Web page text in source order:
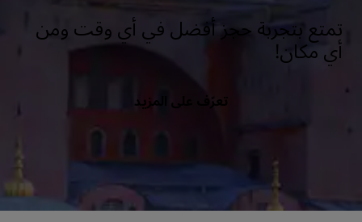
تمتع بتجربة حجز أفضل في أي وقت ومن
أي مكان!
تعرّف على المزيد